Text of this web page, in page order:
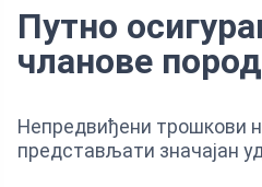
Путно
чланове
Непредвиђени трошкови
представљати значајан